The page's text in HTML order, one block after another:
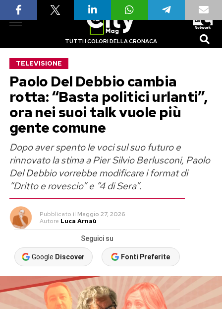
TUTTI I COLORI DELLA CRONACA
TELEVISIONE
Paolo Del Debbio cambia
rotta: “Basta politici urlanti”,
ora nei suoi talk vuole più
gente comune
Dopo aver spento le voci sul suo futuro e
rinnovato la stima a Pier Silvio Berlusconi, Paolo
Del Debbio vorrebbe modificare i format di
“Dritto e rovescio” e “4 di Sera”.
Pubblicato il Maggio 27, 2026
Autore Luca Arnaù
Seguici su
Google Discover Fonti Preferite